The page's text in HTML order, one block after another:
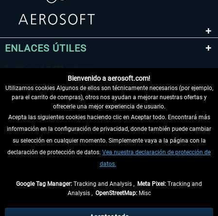
ENLACES ÚTILES
DESISTIR DEL CONTRATO
INFORMACIÓN
Bienvenido a aerosoft.com!
Utilizamos cookies Algunos de ellos son técnicamente necesarios (por ejemplo,
para el carrito de compras), otros nos ayudan a mejorar nuestras ofertas y
ofrecerle una mejor experiencia de usuario.
Acepta las siguientes cookies haciendo clic en Aceptar todo. Encontrará más
información en la configuración de privacidad, donde también puede cambiar
su selección en cualquier momento. Simplemente vaya a la página con la
declaración de protección de datos. Vea nuestra declaración de protección de
datos.
Google Tag Manager: Tracking and Analysis , Meta Pixel: Tracking and
Analysis , OpenStreetMap:Misc